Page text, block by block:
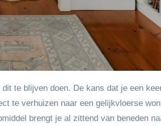
te verhuizen naar een gelijkvloerse
brengt je al zittend van beneden